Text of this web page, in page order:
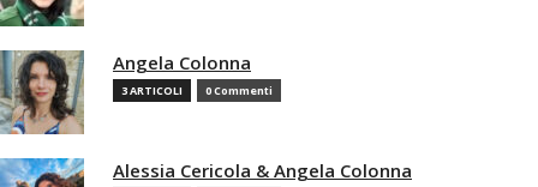
Angela Colonna
3 ARTICOLI 0 Commenti
Alessia Cericola & Angela Colonna